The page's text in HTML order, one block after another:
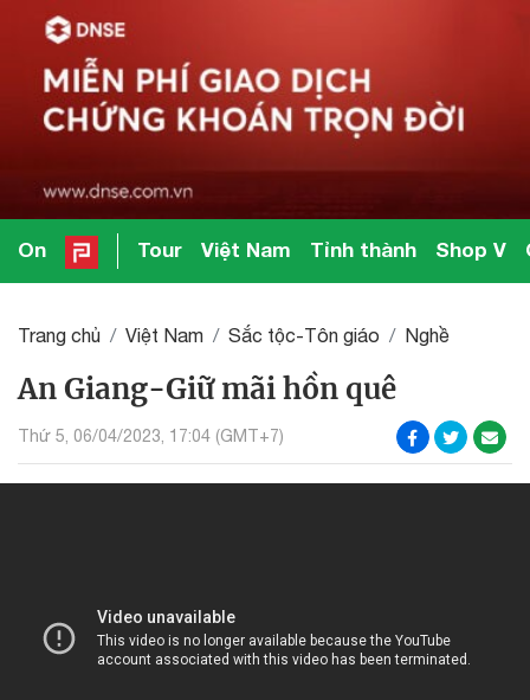
On Tour Việt Nam Tỉnh thành Shop V
Trang chủ Việt Nam Sắc tộc-Tôn giáo Nghề
An Giang-Giữ mãi hồn quê
Thứ 5, 06/04/2023, 17:04 (GMT+7)